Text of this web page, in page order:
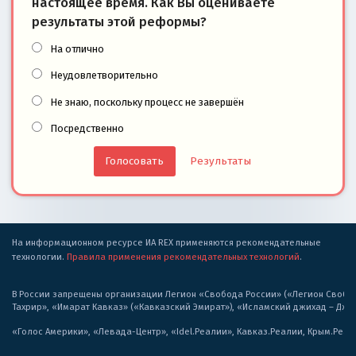
результаты этой реформы?
На отлично
Неудовлетворительно
Не знаю, поскольку процесс не завершён
Посредственно
Результаты
На информационном ресурсе ИА REX применяются рекомендательные
технологии. Правила применения рекомендательных технологий.
В России запрещены организации Легион «Свобода России» («Легион
Тахрир», «Имарат Кавказ» («Кавказский Эмират»), «Исламский джихад –
«Голос Америки», «Левада-Центр», «Idel.Реалии», Кавказ.Реалии,